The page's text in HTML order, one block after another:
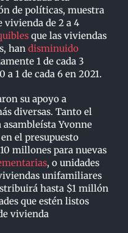
de políticas, muestra
vivienda de 2 a 4
que las viviendas
han disminuido
1 de cada 3
a 1 de cada 6 en 2021.
su apoyo a
diversas. Tanto el
Yvonne
el presupuesto
millones para nuevas
, o unidades
unifamiliares
hasta $1 millón
que estén listos
vivienda